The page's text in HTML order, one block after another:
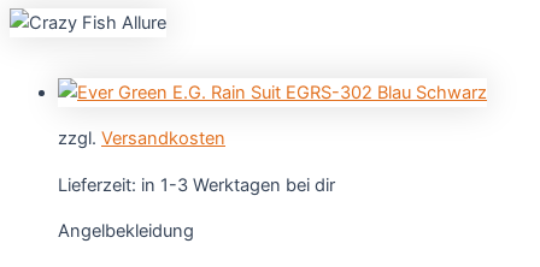
zzgl. Versandkosten
Lieferzeit: in 1-3 Werktagen bei dir
Angelbekleidung